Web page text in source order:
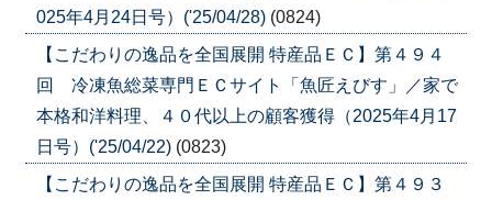
025年4月24日号）('25/04/28) (0824)
【こだわりの逸品を全国展開 特産品ＥＣ】第４９４
回 冷凍魚総菜専門ＥＣサイト「魚匠えびす」／家で
本格和洋料理、４０代以上の顧客獲得（2025年4月17
日号）('25/04/22) (0823)
【こだわりの逸品を全国展開 特産品ＥＣ】第４９３